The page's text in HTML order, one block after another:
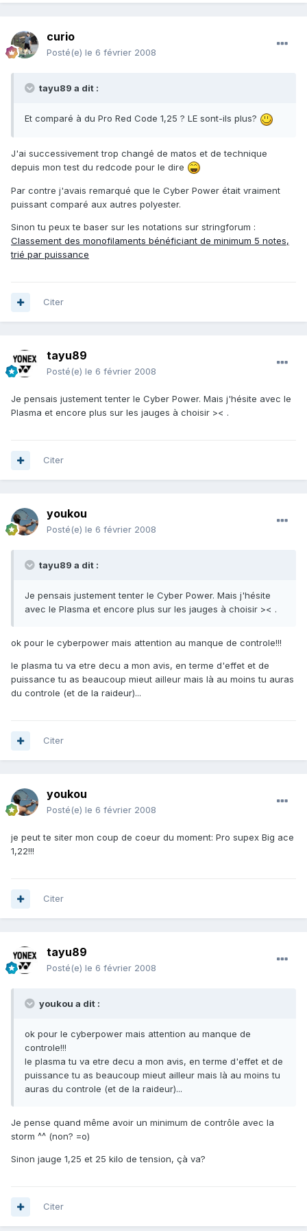
curio
Posté(e) le 6 février 2008
tayu89 a dit :
Et comparé à du Pro Red Code 1,25 ? LE sont-ils plus?
J'ai successivement trop changé de matos et de technique
depuis mon test du redcode pour le dire
Par contre j'avais remarqué que le Cyber Power était vraiment
puissant comparé aux autres polyester.
Sinon tu peux te baser sur les notations sur stringforum :
Classement des monofilaments bénéficiant de minimum 5 notes,
trié par puissance
Citer
tayu89
Posté(e) le 6 février 2008
Je pensais justement tenter le Cyber Power. Mais j'hésite avec le
Plasma et encore plus sur les jauges à choisir >< .
Citer
youkou
Posté(e) le 6 février 2008
tayu89 a dit :
Je pensais justement tenter le Cyber Power. Mais j'hésite
avec le Plasma et encore plus sur les jauges à choisir >< .
ok pour le cyberpower mais attention au manque de controle!!!
le plasma tu va etre decu a mon avis, en terme d'effet et de
puissance tu as beaucoup mieut ailleur mais là au moins tu auras
du controle (et de la raideur)...
Citer
youkou
Posté(e) le 6 février 2008
je peut te siter mon coup de coeur du moment: Pro supex Big ace
1,22!!!
Citer
tayu89
Posté(e) le 6 février 2008
youkou a dit :
ok pour le cyberpower mais attention au manque de
controle!!!
le plasma tu va etre decu a mon avis, en terme d'effet et de
puissance tu as beaucoup mieut ailleur mais là au moins tu
auras du controle (et de la raideur)...
Je pense quand même avoir un minimum de contrôle avec la
storm ^^ (non? =o)
Sinon jauge 1,25 et 25 kilo de tension, çà va?
Citer